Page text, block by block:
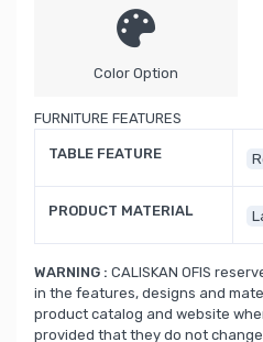
Color Option
FURNITURE FEATURES
TABLE FEATURE
PRODUCT MATERIAL
WARNING : CALISKAN OFIS
in the features, designs and
product catalog and website
provided that they do not